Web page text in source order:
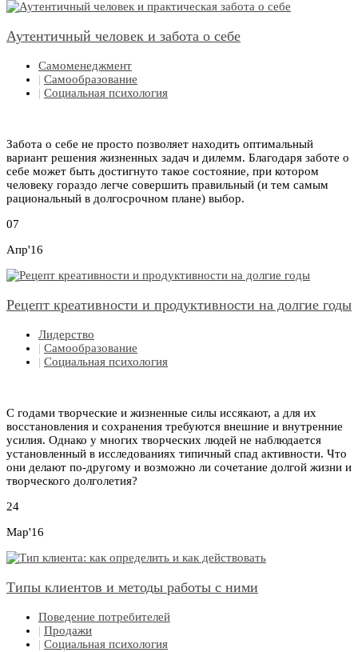
Аутентичный человек и забота о себе
Самоменеджмент
| Самообразование
| Социальная психология
Забота о себе не просто позволяет находить оптимальный
вариант решения жизненных задач и дилемм. Благодаря заботе о
себе может быть достигнуто такое состояние, при котором
человеку гораздо легче совершить правильный (и тем самым
рациональный в долгосрочном плане) выбор.
07
Апр'16
Рецепт креативности и продуктивности на долгие годы
Лидерство
| Самообразование
| Социальная психология
С годами творческие и жизненные силы иссякают, а для их
восстановления и сохранения требуются внешние и внутренние
усилия. Однако у многих творческих людей не наблюдается
установленный в исследованиях типичный спад активности. Что
они делают по-другому и возможно ли сочетание долгой жизни и
творческого долголетия?
24
Мар'16
Типы клиентов и методы работы с ними
Поведение потребителей
| Продажи
| Социальная психология